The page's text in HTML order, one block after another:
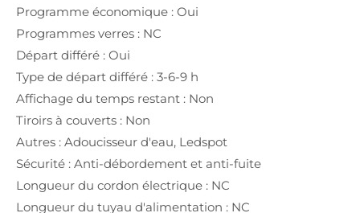
Programme économique : Oui
Programmes verres : NC
Départ différé : Oui
Type de départ différé : 3-6-9 h
Affichage du temps restant : Non
Tiroirs à couverts : Non
Autres : Adoucisseur d'eau, Ledspot
Sécurité : Anti-débordement et anti-fuite
Longueur du cordon électrique : NC
Longueur du tuyau d'alimentation : NC